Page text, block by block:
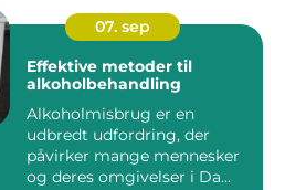
07. sep
Effektive metoder til
alkoholbehandling
Alkoholmisbrug er en
udbredt udfordring, der
påvirker mange mennesker
og deres omgivelser i Da...